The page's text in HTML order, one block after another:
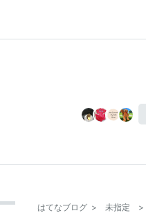
はてなブログ > 未指定 >